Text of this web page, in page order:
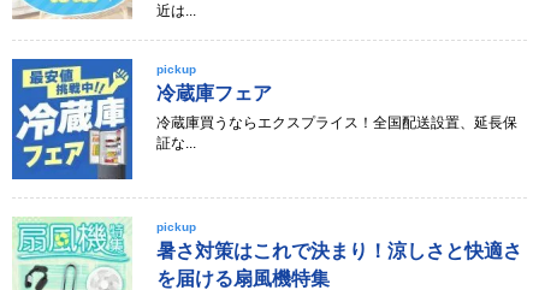
近は...
pickup
冷蔵庫フェア
冷蔵庫買うならエクスプライス！全国配送設置、延長保
証な...
pickup
暑さ対策はこれで決まり！涼しさと快適さ
を届ける扇風機特集